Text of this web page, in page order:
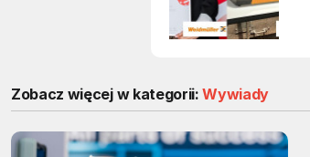
Zobacz więcej w kategorii:Wywiady